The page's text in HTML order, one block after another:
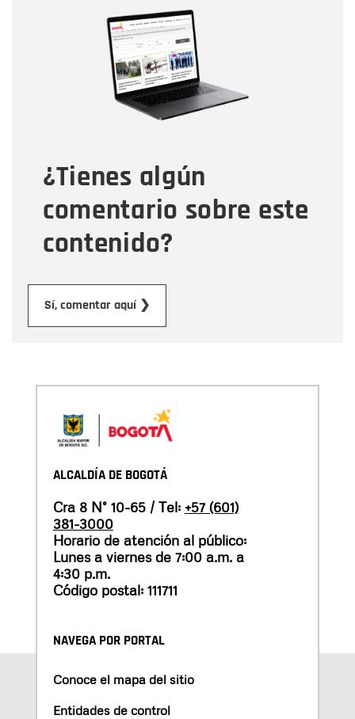
¿Tienes algún
comentario sobre este
contenido?
Sí, comentar aquí ❯
Correo electrónico
Tipo de comentario
Mensaje
ALCALDÍA DE BOGOTÁ
Cra 8 N° 10-65 / Tel: +57 (601)
381-3000
Horario de atención al público:
Lunes a viernes de 7:00 a.m. a
4:30 p.m.
Código postal: 111711
NAVEGA POR PORTAL
Conoce el mapa del sitio
Entidades de control